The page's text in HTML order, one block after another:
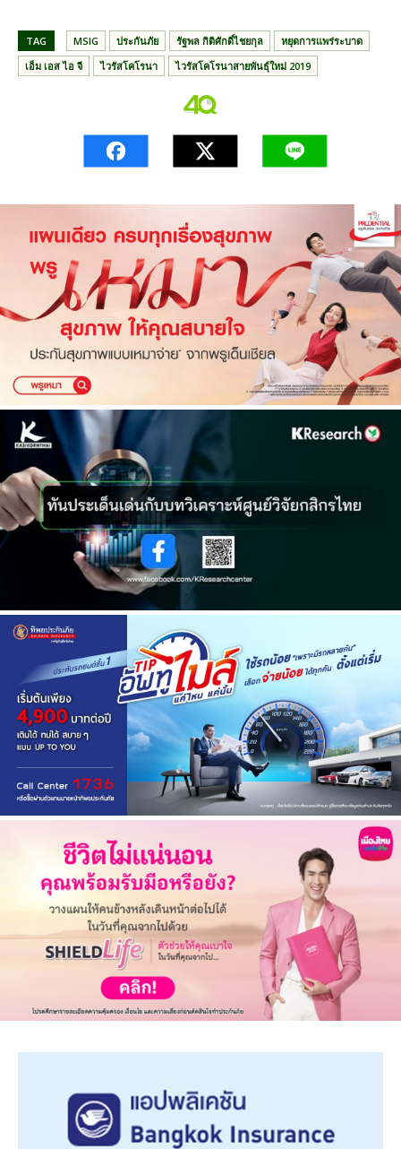
TAG MSIG ประกันภัย รัฐพล กิติศักดิ์ไชยกุล
หยุดการแพร่ระบาด
เอ็ม เอส ไอ จี
ไวรัสโคโรนา ไวรัสโคโรนาสายพันธุ์ใหม่ 2019